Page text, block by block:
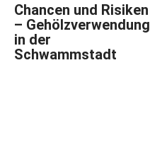
Chancen und Risiken
– Gehölzverwendung
in der
Schwammstadt